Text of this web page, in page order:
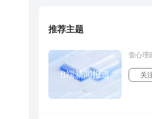
推荐主题
B端新闻报道
壹心理
关